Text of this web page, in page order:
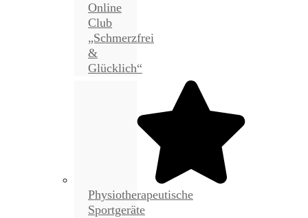
Online
Club
„Schmerzfrei
&
Glücklich“
Physiotherapeutische
Sportgeräte